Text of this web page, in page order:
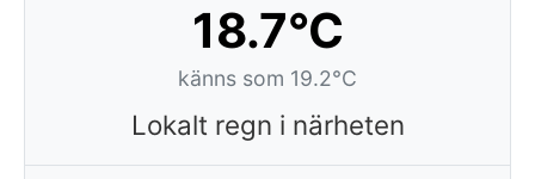
18.7°C
känns som 19.2°C
Lokalt regn i närheten